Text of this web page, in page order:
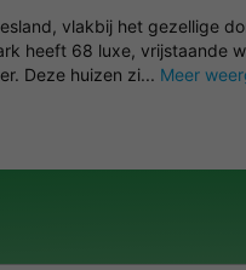
vlakbij het gezellige
heeft 68 luxe, vrijstaande
Deze huizen zi... Meer